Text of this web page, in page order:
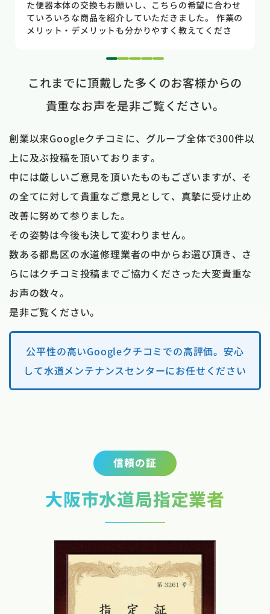
ただき交換する事になりました。正直痛い出費でした
が発見が早かったので壁や床の工事を考えるとまだ費
用は抑えれました。今回担当して頂いた竹中さんは人
た。 今回は2階のトイレでしたが、1階のトイレも修
た。
1 2 3 4 5
これまでに頂戴した多くのお客様からの
貴重なお声を是非ご覧ください。
創業以来Googleクチコミに、グループ全体で300件以
上に及ぶ投稿を頂いております。
中には厳しいご意見を頂いたものもございますが、そ
の全てに対して貴重なご意見として、真摯に受け止め
改善に努めて参りました。
その姿勢は今後も決して変わりません。
数ある都島区の水道修理業者の中からお選び頂き、さ
らにはクチコミ投稿までご協力くださった大変貴重な
お声の数々。
是非ご覧ください。
公平性の高いGoogleクチコミでの高評価。安心
して水道メンテナンスセンターにお任せください
信頼の証
大阪市水道局指定業者